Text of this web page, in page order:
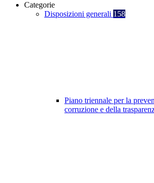
Categorie
Disposizioni generali 158
Piano triennale per la
corruzione e della